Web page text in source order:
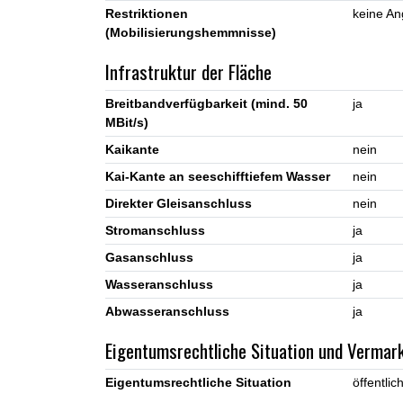
Restriktionen
(Mobilisierungshemmnisse)
keine
Infrastruktur der Fläche
Breitbandverfügbarkeit (mind. 50
MBit/s)
ja
Kaikante
nein
Kai-Kante an seeschifftiefem Wasser
nein
Direkter Gleisanschluss
nein
Stromanschluss
ja
Gasanschluss
ja
Wasseranschluss
ja
Abwasseranschluss
ja
Eigentumsrechtliche Situation und
Eigentumsrechtliche Situation öffentlich